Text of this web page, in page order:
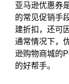
亚马逊优惠券
的常见促销手
建折扣，还可
通常情况下，
逊购物商城的
的好帮手。